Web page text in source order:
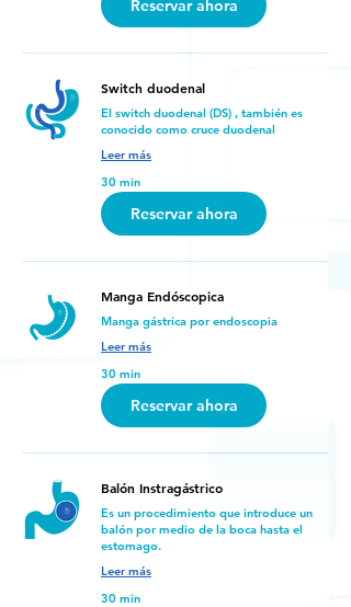
Reservar ahora
Switch duodenal
El switch duodenal (DS) , también es
conocido como cruce duodenal
Leer más
30 min
Reservar ahora
Manga Endóscopica
Manga gástrica por endoscopia
Leer más
30 min
Reservar ahora
Balón Instragástrico
Es un procedimiento que introduce un
balón por medio de la boca hasta el
estomago.
Leer más
30 min